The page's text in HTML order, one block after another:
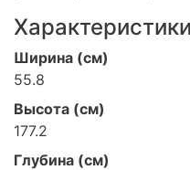
Характеристики
Ширина (см)
55.8
Высота (см)
177.2
Глубина (см)